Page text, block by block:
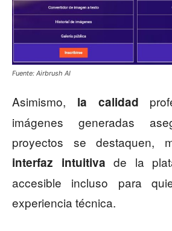
Fuente: Airbrush AI
Asimismo, la calidad
imágenes generadas
proyectos se destaquen,
interfaz intuitiva de la
accesible incluso para
experiencia técnica.